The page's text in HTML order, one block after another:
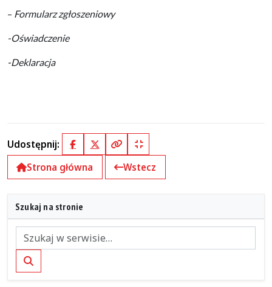
– Formularz zgłoszeniowy
-Oświadczenie
-Deklaracja
Udostępnij: FacebookX (Twitter)
Kopiuj pełny link
Kopiuj krótki link
Strona główna
Wstecz
Szukaj na stronie
Szukaj